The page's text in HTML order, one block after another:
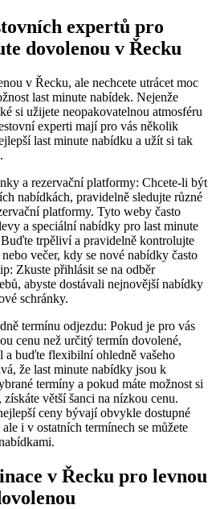
expertů pro
dovolenou v Řecku
v Řecku, ale nechcete utrácet moc
last minute nabídek. Nejenže
si užijete neopakovatelnou atmosféru
experti mají pro vás několik
last minute nabídku a užít si tak
a rezervační platformy: Chcete-li být
nabídkách, pravidelně sledujte různé
platformy. Tyto weby často
a speciální nabídky pro last minute
trpěliví a pravidelně kontrolujte
večer, kdy se nové nabídky často
Zkuste přihlásit se na odběr
abyste dostávali nejnovější nabídky
schránky.
termínu odjezdu: Pokud je pro vás
cenu než určitý termín dovolené,
a buďte flexibilní ohledně vašeho
že last minute nabídky jsou k
termíny a pokud máte možnost si
větší šanci na nízkou cenu.
ceny bývají obvykle dostupné
i v ostatních termínech se můžete
v Řecku pro levnou